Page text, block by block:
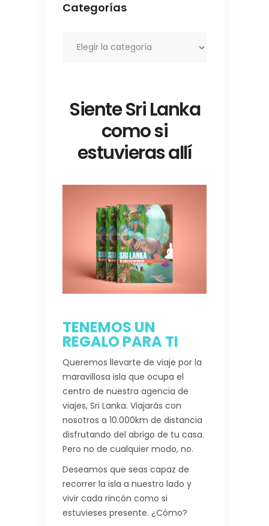
Categorías
Siente Sri Lanka
como si
estuvieras allí
TENEMOS UN
REGALO PARA TI
Queremos llevarte de viaje por la
maravillosa isla que ocupa el
centro de nuestra agencia de
viajes, Sri Lanka. Viajarás con
nosotros a 10.000km de distancia
disfrutando del abrigo de tu casa.
Pero no de cualquier modo, no.
Deseamos que seas capaz de
recorrer la isla a nuestro lado y
vivir cada rincón como si
estuvieses presente. ¿Cómo?